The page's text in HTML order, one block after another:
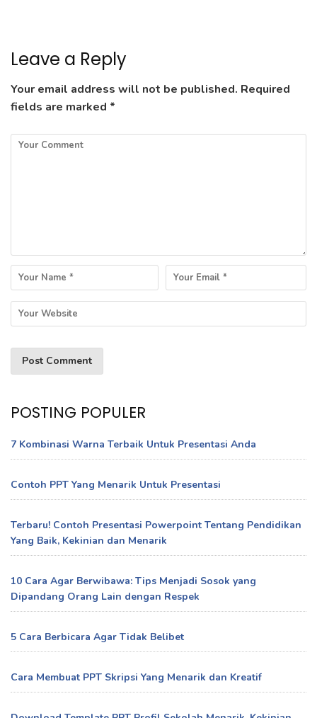
Leave a Reply
Your email address will not be published. Required
fields are marked *
POSTING POPULER
7 Kombinasi Warna Terbaik Untuk Presentasi Anda
Contoh PPT Yang Menarik Untuk Presentasi
Terbaru! Contoh Presentasi Powerpoint Tentang Pendidikan
Yang Baik, Kekinian dan Menarik
10 Cara Agar Berwibawa: Tips Menjadi Sosok yang
Dipandang Orang Lain dengan Respek
5 Cara Berbicara Agar Tidak Belibet
Cara Membuat PPT Skripsi Yang Menarik dan Kreatif